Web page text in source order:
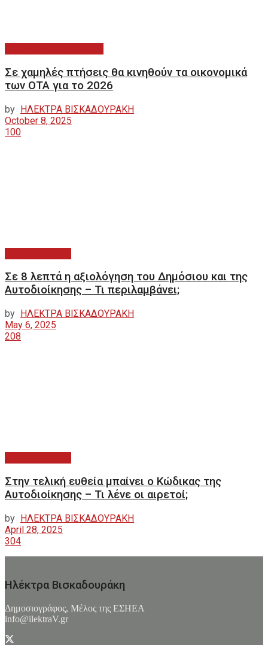
Σε χαμηλές πτήσεις θα κινηθούν τα οικονομικά
των ΟΤΑ για το 2026
by ΗΛΕΚΤΡΑ ΒΙΣΚΑΔΟΥΡΑΚΗ
October 8, 2025
100
Σε 8 λεπτά η αξιολόγηση του Δημόσιου και της
Αυτοδιοίκησης – Τι περιλαμβάνει;
by
ΗΛΕΚΤΡΑ ΒΙΣΚΑΔΟΥΡΑΚΗ
May 6, 2025
208
Στην τελική ευθεία μπαίνει ο Κώδικας της
Αυτοδιοίκησης – Τι λένε οι αιρετοί;
by ΗΛΕΚΤΡΑ ΒΙΣΚΑΔΟΥΡΑΚΗ
April 28, 2025
304
Ηλέκτρα Βισκαδουράκη
Δημοσιογράφος, Μέλος της ΕΣHΕΑ
info@ilektraV.gr